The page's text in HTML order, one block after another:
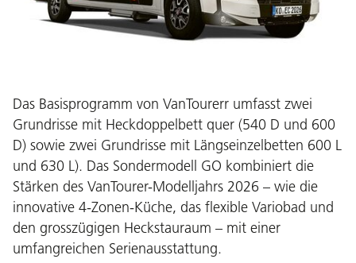
Das Basisprogramm von VanTourerr umfasst zwei
Grundrisse mit Heckdoppelbett quer (540 D und 600
D) sowie zwei Grundrisse mit Längseinzelbetten 600 L
und 630 L). Das Sondermodell GO kombiniert die
Stärken des VanTourer-Modelljahrs 2026 – wie die
innovative 4-Zonen-Küche, das flexible Variobad und
den grosszügigen Heckstauraum – mit einer
umfangreichen Serienausstattung.